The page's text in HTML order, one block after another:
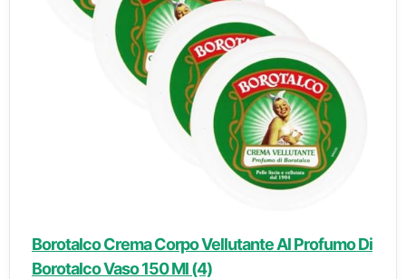
Borotalco Crema Corpo Vellutante Al Profumo Di
Borotalco Vaso 150 Ml (4)